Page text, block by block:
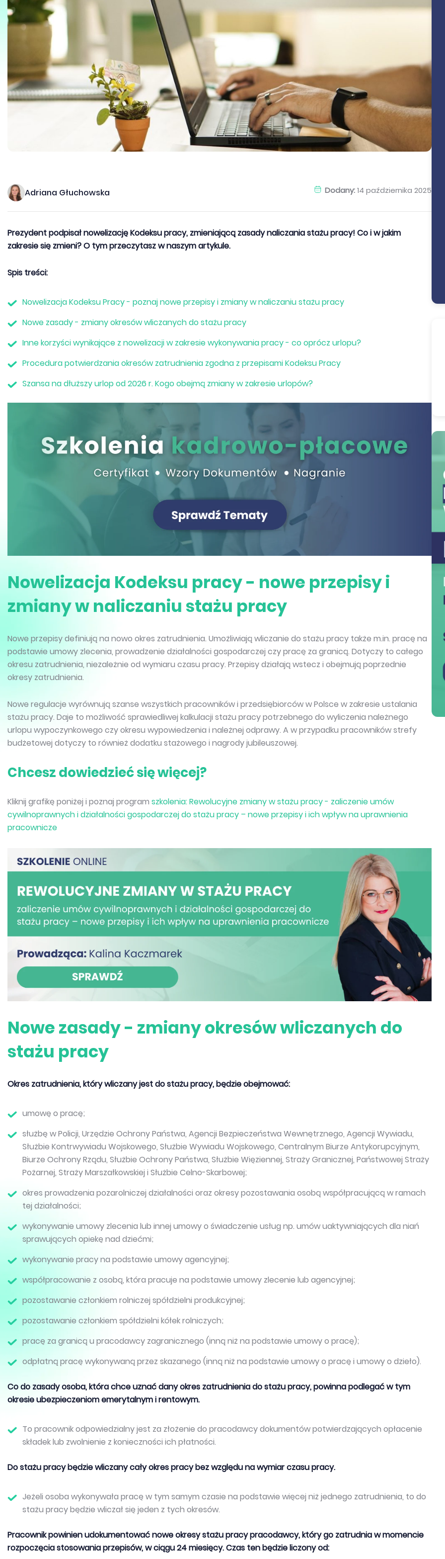
Adriana Głuchowska Dodany:14 października 2025
Prezydent podpisał nowelizację Kodeksu pracy, zmieniającą zasady naliczania stażu pracy! Co i w jakim
zakresie się zmieni? O tym przeczytasz w naszym artykule.
Spis treści:
Nowelizacja Kodeksu Pracy - poznaj nowe przepisy i zmiany w naliczaniu stażu pracy
Nowe zasady - zmiany okresów wliczanych do stażu pracy
Inne korzyści wynikające z nowelizacji w zakresie wykonywania pracy - co oprócz urlopu?
Procedura potwierdzania okresów zatrudnienia zgodna z przepisami Kodeksu Pracy
Szansa na dłuższy urlop od 2026 r. Kogo obejmą zmiany w zakresie urlopów?
Nowelizacja Kodeksu pracy - nowe przepisy i
zmiany w naliczaniu stażu pracy
Nowe przepisy definiują na nowo okres zatrudnienia. Umożliwiają wliczanie do stażu pracy także m.in. pracę na
podstawie umowy zlecenia, prowadzenie działalności gospodarczej czy pracę za granicą. Dotyczy to całego
okresu zatrudnienia, niezależnie od wymiaru czasu pracy. Przepisy działają wstecz i obejmują poprzednie
okresy zatrudnienia.
Nowe regulacje wyrównują szanse wszystkich pracowników i przedsiębiorców w Polsce w zakresie ustalania
stażu pracy. Daje to możliwość sprawiedliwej kalkulacji stażu pracy potrzebnego do wyliczenia należnego
urlopu wypoczynkowego czy okresu wypowiedzenia i należnej odprawy. A w przypadku pracowników strefy
budżetowej dotyczy to również dodatku stażowego i nagrody jubileuszowej.
Chcesz dowiedzieć się więcej?
Kliknij grafikę poniżej i poznaj program szkolenia: Rewolucyjne zmiany w stażu pracy - zaliczenie umów
cywilnoprawnych i działalności gospodarczej do stażu pracy – nowe przepisy i ich wpływ na uprawnienia
pracownicze
Nowe zasady - zmiany okresów wliczanych do
stażu pracy
Okres zatrudnienia, który wliczany jest do stażu pracy, będzie obejmować:
umowę o pracę;
służbę w Policji, Urzędzie Ochrony Państwa, Agencji Bezpieczeństwa Wewnętrznego, Agencji Wywiadu,
Służbie Kontrwywiadu Wojskowego, Służbie Wywiadu Wojskowego, Centralnym Biurze Antykorupcyjnym,
Biurze Ochrony Rządu, Służbie Ochrony Państwa, Służbie Więziennej, Straży Granicznej, Państwowej Straży
Pożarnej, Straży Marszałkowskiej i Służbie Celno-Skarbowej;
okres prowadzenia pozarolniczej działalności oraz okresy pozostawania osobą współpracującą w ramach
tej działalności;
wykonywanie umowy zlecenia lub innej umowy o świadczenie usług np. umów uaktywniających dla niań
sprawujących opiekę nad dziećmi;
wykonywanie pracy na podstawie umowy agencyjnej;
współpracowanie z osobą, która pracuje na podstawie umowy zlecenie lub agencyjnej;
pozostawanie członkiem rolniczej spółdzielni produkcyjnej;
pozostawanie członkiem spółdzielni kółek rolniczych;
pracę za granicą u pracodawcy zagranicznego (inną niż na podstawie umowy o pracę);
odpłatną pracę wykonywaną przez skazanego (inną niż na podstawie umowy o pracę i umowy o dzieło).
Co do zasady osoba, która chce uznać dany okres zatrudnienia do stażu pracy, powinna podlegać w tym
okresie ubezpieczeniom emerytalnym i rentowym.
To pracownik odpowiedzialny jest za złożenie do pracodawcy dokumentów potwierdzających opłacenie
składek lub zwolnienie z konieczności ich płatności.
Do stażu pracy będzie wliczany cały okres pracy bez względu na wymiar czasu pracy.
Jeżeli osoba wykonywała pracę w tym samym czasie na podstawie więcej niż jednego zatrudnienia, to do
stażu pracy będzie wliczał się jeden z tych okresów.
Pracownik powinien udokumentować nowe okresy stażu pracy pracodawcy, który go zatrudnia w momencie
rozpoczęcia stosowania przepisów, w ciągu 24 miesięcy. Czas ten będzie liczony od: